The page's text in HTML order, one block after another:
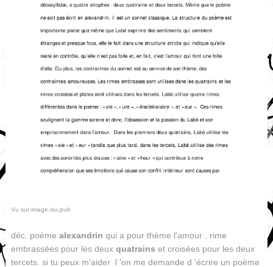
Vu sur image.isu.pub
déc. poème alexandrin qui a pour thème l'amour . rime
embrassées pour les deux quatrains et croisées pour les deux
tercets. si tu peux m'aider l 'on me demande d 'écrire un poème